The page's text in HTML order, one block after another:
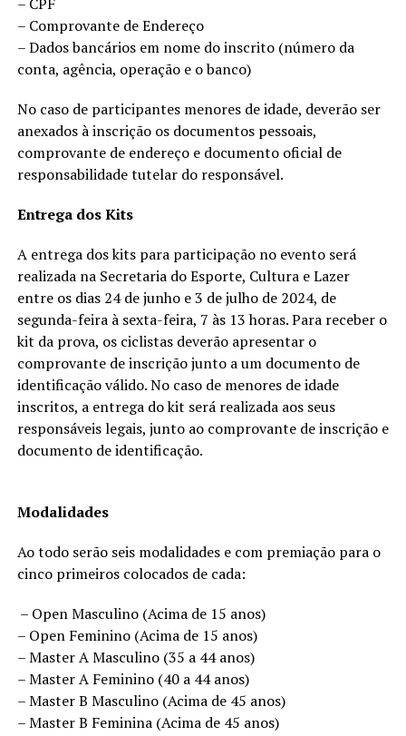
– Comprovante de Endereço
– Dados bancários em nome do inscrito (número da
conta, agência, operação e o banco)
No caso de participantes menores de idade, deverão ser
anexados à inscrição os documentos pessoais,
comprovante de endereço e documento oficial de
responsabilidade tutelar do responsável.
Entrega dos Kits
A entrega dos kits para participação no evento será
realizada na Secretaria do Esporte, Cultura e Lazer
entre os dias 24 de junho e 3 de julho de 2024, de
segunda-feira à sexta-feira, 7 às 13 horas. Para receber o
kit da prova, os ciclistas deverão apresentar o
comprovante de inscrição junto a um documento de
identificação válido. No caso de menores de idade
inscritos, a entrega do kit será realizada aos seus
responsáveis legais, junto ao comprovante de inscrição e
documento de identificação.
Modalidades
Ao todo serão seis modalidades e com premiação para o
cinco primeiros colocados de cada:
– Open Masculino (Acima de 15 anos)
– Open Feminino (Acima de 15 anos)
– Master A Masculino (35 a 44 anos)
– Master A Feminino (40 a 44 anos)
– Master B Masculino (Acima de 45 anos)
– Master B Feminina (Acima de 45 anos)